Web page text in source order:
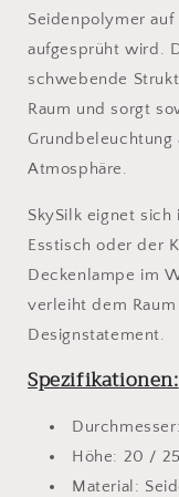
Seidenpolymer
aufgesprüht wird.
schwebende
Raum und sorgt
Atmosphäre.
SkySilk eignet
Esstisch oder der
Deckenlampe im
verleiht dem
Designstatement.
Spezifikationen:
Höhe: 20 /
Material: